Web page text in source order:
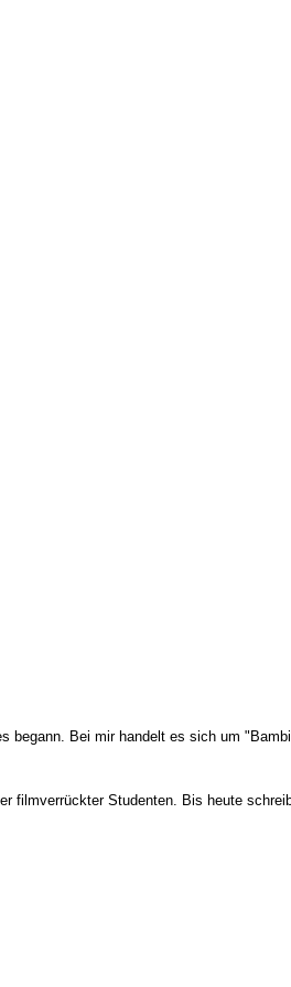
begann. Bei mir handelt es sich um
filmverrückter Studenten. Bis heute